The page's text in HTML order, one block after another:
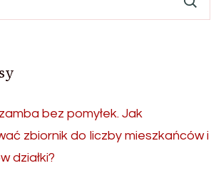
bez pomyłek. Jak
zbiornik do liczby mieszkańców i
działki?